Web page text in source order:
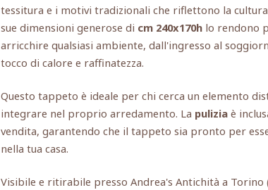
tessitura e i motivi tradizionali che riflettono la
sue dimensioni generose di cm 240x170h lo rendono
arricchire qualsiasi ambiente, dall'ingresso al
tocco di calore e raffinatezza.
Questo tappeto è ideale per chi cerca un elemento
integrare nel proprio arredamento. La pulizia è
vendita, garantendo che il tappeto sia pronto per
nella tua casa.
Visibile e ritirabile presso Andrea's Antichità a Torino